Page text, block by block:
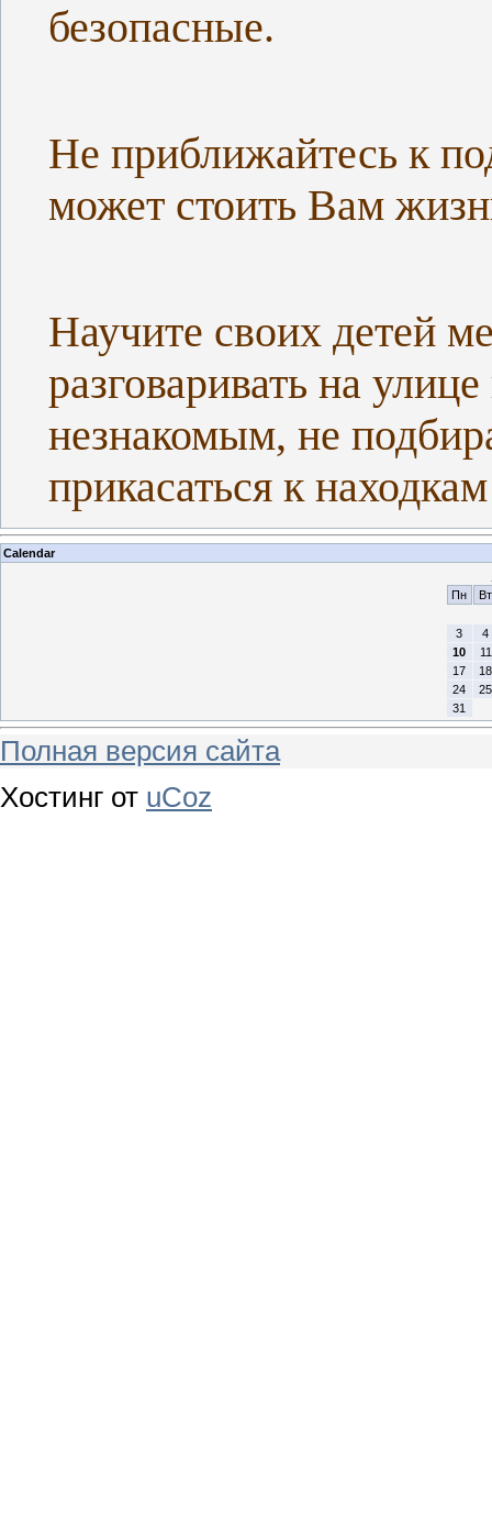
безопасные.
Не приближайтесь к
может стоить Вам
Научите своих детей
разговаривать на
незнакомым, не
прикасаться к
Calendar
Пн
Вт
3
4
10
11
17
18
24
25
31
Полная версия сайта
Хостинг от uCoz